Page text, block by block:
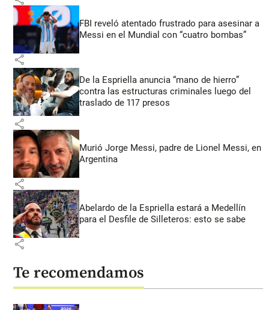
FBI reveló atentado frustrado para asesinar a
Messi en el Mundial con “cuatro bombas”
share
De la Espriella anuncia “mano de hierro”
contra las estructuras criminales luego del
traslado de 117 presos
share
Murió Jorge Messi, padre de Lionel Messi, en
Argentina
share
Abelardo de la Espriella estará a Medellín
para el Desfile de Silleteros: esto se sabe
share
Te recomendamos